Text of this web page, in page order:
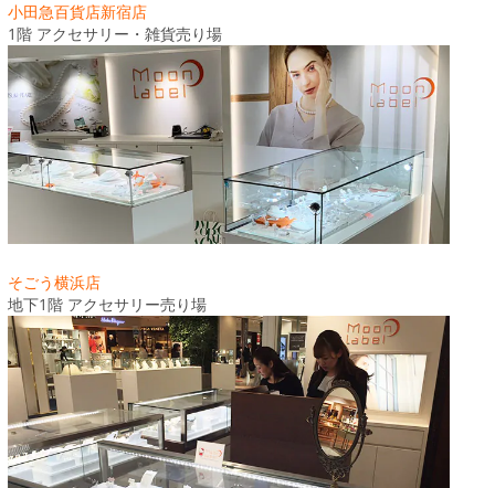
小田急百貨店新宿店
1階 アクセサリー・雑貨売り場
そごう横浜店
地下1階 アクセサリー売り場